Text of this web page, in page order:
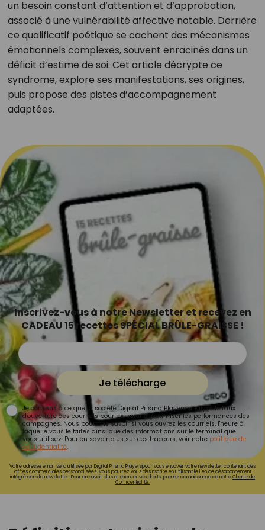
un besoin constant d’attention et d’approbation,
associé à une vulnérabilité affective notable. Derrière
ce qualificatif poétique se cachent des mécanismes
émotionnels complexes, souvent enracinés dans un
déficit d’estime de soi. Cet article décrypte ce
syndrome, explore ses manifestations, ses origines,
puis propose des pistes d’accompagnement
adaptées.
Inscrivez-vous à notre Newsletter et recevez en
CADEAU 15 recettes SPÉCIAL BRÛLE-GRAISSE !
Je télécharge
Je consens à ce que la société Digital Prisma Players analyse le taux
d'ouverture des courriels pour mesurer et optimiser les performances des
campagnes. Nous pourrons savoir si vous ouvrez les courriels, l'heure à
laquelle vous le faites ainsi que des informations sur le terminal que
vous utilisez. Pour en savoir plus sur ces traceurs, voir notre politique de
confidentialité.
Votre adresse email sera utilisée par Digital Prisma Playerspour vous envoyer votre newsletter contenant des
offres commerciales personnalisées. Vous pourrez vous désinscrire en utilisant le lien de désabonnement
intégré dans la newsletter. Pour en savoir plus et exercer vos droits, prenez connaissance de notreCharte de
Confidentialité.